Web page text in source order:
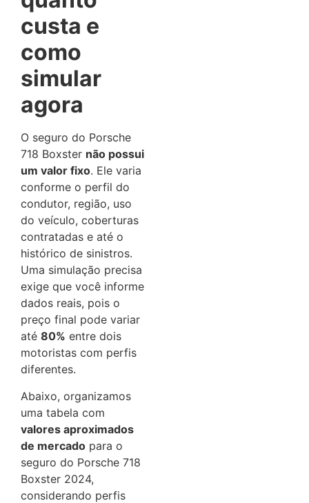
custa e
como
simular
agora
O seguro do Porsche
718 Boxster não possui
um valor fixo. Ele varia
conforme o perfil do
condutor, região, uso
do veículo, coberturas
contratadas e até o
histórico de sinistros.
Uma simulação precisa
exige que você informe
dados reais, pois o
preço final pode variar
até 80% entre dois
motoristas com perfis
diferentes.
Abaixo, organizamos
uma tabela com
valores aproximados
de mercado para o
seguro do Porsche 718
Boxster 2024,
considerando perfis